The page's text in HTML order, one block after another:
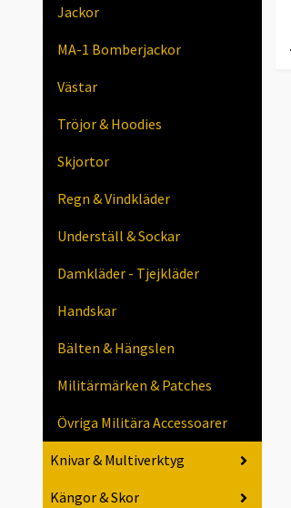
Jackor
MA-1 Bomberjackor
Västar
Tröjor & Hoodies
Skjortor
Regn & Vindkläder
Underställ & Sockar
Damkläder - Tjejkläder
Handskar
Bälten & Hängslen
Militärmärken & Patches
Övriga Militära Accessoarer
Knivar & Multiverktyg
Kängor & Skor